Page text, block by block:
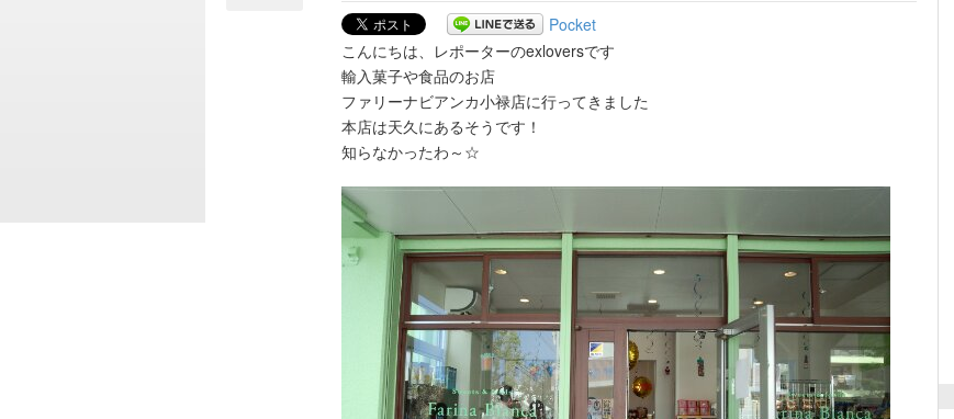
Pocket
こんにちは、レポーターのexloversです
輸入菓子や食品のお店
ファリーナビアンカ小禄店に行ってきました
本店は天久にあるそうです！
知らなかったわ～☆